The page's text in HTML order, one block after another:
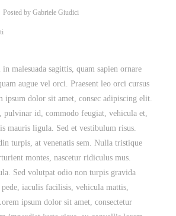
Posted by Gabriele Giudici
malesuada sagittis, quam sapien ornare
augue vel orci. Praesent leo orci cursus
ipsum dolor sit amet, consec adipiscing elit.
id, commodo feugiat, vehicula et,
mauris ligula. Sed et vestibulum risus.
turpis, at venenatis sem. Nulla tristique
montes, nascetur ridiculus mus.
Sed volutpat odio non turpis gravida
iaculis facilisis, vehicula mattis,
ipsum dolor sit amet, consectetur